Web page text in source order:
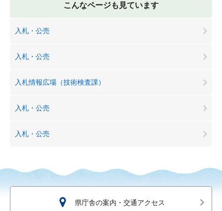
こんなページも見ています
入札・公売
入札・公売
入札情報広場（技術検査課）
入札・公売
入札・公売
県庁舎の案内・交通アクセス